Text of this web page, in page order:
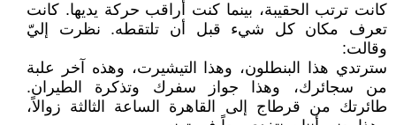
كانت ترتب الحقيبة، بينما كنت أراقب حركة يديها. كانت
تعرف مكان كل شيء قبل أن تلتقطه. نظرت إليّ
وقالت:
سترتدي هذا البنطلون، وهذا التيشيرت، وهذه آخر علبة
من سجائرك، وهذا جواز سفرك وتذكرة الطيران.
طائرتك من قرطاج إلى القاهرة الساعة الثالثة زوالاً،